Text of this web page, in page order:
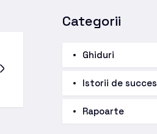
Categorii
Ghiduri
Istorii de succes
Rapoarte